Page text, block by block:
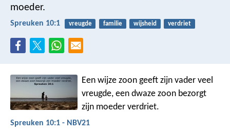
moeder.
Spreuken 10:1 vreugde familie wijsheid verdriet
Een wijze zoon geeft zijn vader veel
vreugde, een dwaze zoon bezorgt
zijn moeder verdriet.
Spreuken 10:1 - NBV21